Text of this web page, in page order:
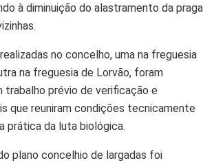
à diminuição do alastramento da praga
no concelho, uma na freguesia
na freguesia de Lorvão, foram
trabalho prévio de verificação e
que reuniram condições tecnicamente
prática da luta biológica.
plano concelhio de largadas foi